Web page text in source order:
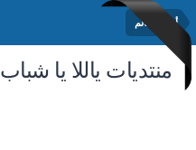
أخبار العالم
منتديات ياللا يا شباب